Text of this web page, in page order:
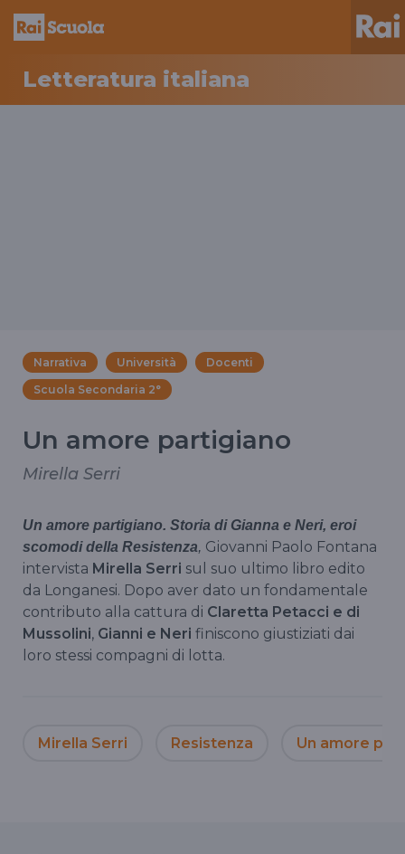
Letteratura italiana
Narrativa Università
Docenti
Scuola Secondaria 2°
Un amore partigiano
Mirella Serri
Un amore partigiano. Storia di Gianna e Neri, eroi
scomodi della Resistenza, Giovanni Paolo Fontana
intervista Mirella Serri sul suo ultimo libro edito
da Longanesi. Dopo aver dato un fondamentale
contributo alla cattura di Claretta Petacci e di
Mussolini, Gianni e Neri finiscono giustiziati dai
loro stessi compagni di lotta.
Mirella Serri Resistenza Un amore